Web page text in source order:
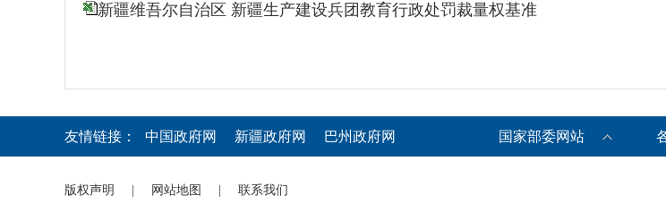
新疆维吾尔自治区 新疆生产建设兵团教育行政处罚裁量权基准
友情链接： 中国政府网 新疆政府网 巴州政府网 国家部委网站
版权声明 网站地图 联系我们